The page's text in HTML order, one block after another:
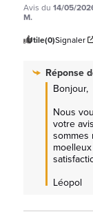
Avis du 14/05/
M.
Utile(0)Signaler
Réponse
Bonjour,
Nous
votre
sommes
Léopol